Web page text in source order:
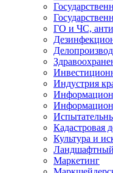
ГО и ЧС,
Индустрия
Кадастровая
Культура и
Маркетинг